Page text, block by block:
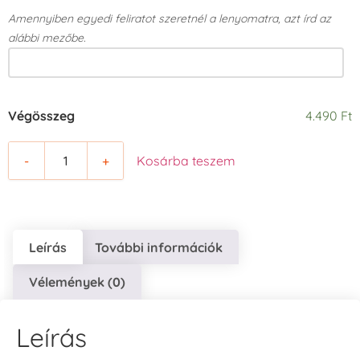
Amennyiben egyedi feliratot szeretnél a lenyomatra, azt írd az
alábbi mezőbe.
Végösszeg 4.490 Ft
- + Kosárba teszem
Leírás További információk
Vélemények (0)
Leírás